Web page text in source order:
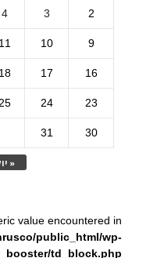
«
2
3
4
9
10
11
16
17
18
23
24
25
30
31
value encountered in
public_html/wp-
td_block.php